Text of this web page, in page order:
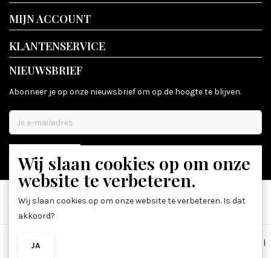
MIJN ACCOUNT
KLANTENSERVICE
NIEUWSBRIEF
Abonneer je op onze nieuwsbrief om op de hoogte te blijven.
ABONNEER
Algemene voorwaarden
|
Wij slaan cookies op om onze
website te verbeteren.
Wij slaan cookies op om onze website te verbeteren. Is dat
akkoord?
JA